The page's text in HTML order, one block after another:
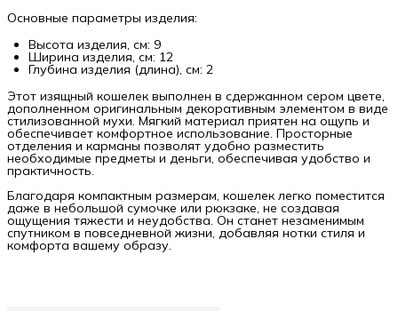
Основные параметры изделия:
Высота изделия, см: 9
Ширина изделия, см: 12
Глубина изделия (длина), см: 2
Этот изящный кошелек выполнен в сдержанном сером цвете,
дополненном оригинальным декоративным элементом в виде
стилизованной мухи. Мягкий материал приятен на ощупь и
обеспечивает комфортное использование. Просторные
отделения и карманы позволят удобно разместить
необходимые предметы и деньги, обеспечивая удобство и
практичность.
Благодаря компактным размерам, кошелек легко поместится
даже в небольшой сумочке или рюкзаке, не создавая
ощущения тяжести и неудобства. Он станет незаменимым
спутником в повседневной жизни, добавляя нотки стиля и
комфорта вашему образу.